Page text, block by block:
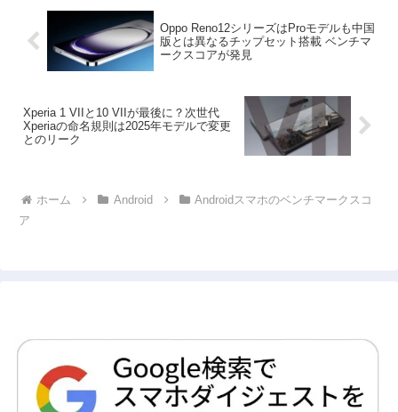
Oppo Reno12シリーズはProモデルも中国
版とは異なるチップセット搭載 ベンチマ
ークスコアが発見
Xperia 1 VIIと10 VIIが最後に？次世代
Xperiaの命名規則は2025年モデルで変更
とのリーク
ホーム Android
Androidスマホのベンチマークスコ
ア